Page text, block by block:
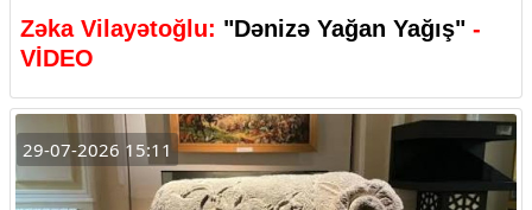
Zəka Vilayətoğlu: "Dənizə Yağan Yağış" -
VİDEO
29-07-2026 15:11